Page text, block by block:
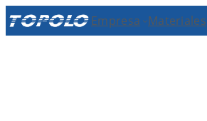
Skip
to
Empresa Materiales